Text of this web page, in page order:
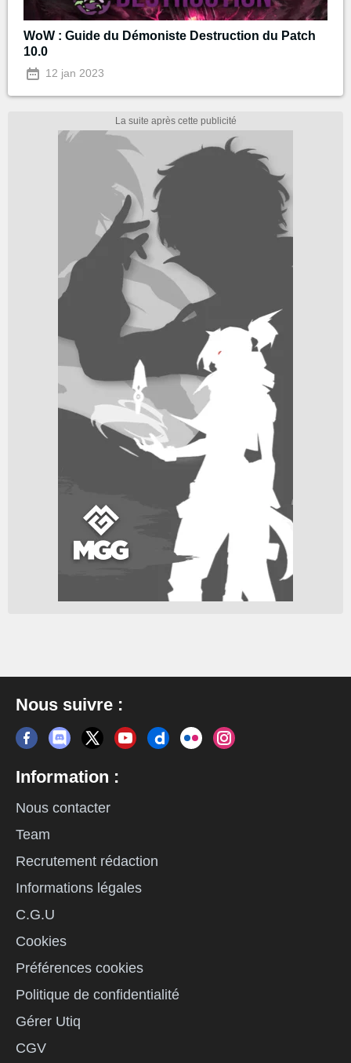
WoW : Guide du Démoniste Destruction du Patch
10.0
12 jan 2023
Nous suivre :
Information :
Nous contacter
Team
Recrutement rédaction
Informations légales
C.G.U
Cookies
Préférences cookies
Politique de confidentialité
Gérer Utiq
CGV